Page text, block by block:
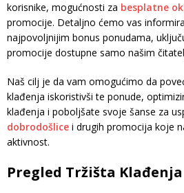
korisnike, mogućnosti za besplatne
promocije. Detaljno ćemo vas
najpovoljnijim bonus ponudama,
promocije dostupne samo našim
Naš cilj je da vam omogućimo da
klađenja iskoristivši te ponude,
klađenja i poboljšate svoje šanse za
dobrodošlice i drugih promocija koje
aktivnost.
Pregled Tržišta Klađenja